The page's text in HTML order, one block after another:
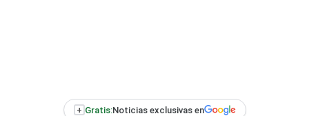
+ Gratis:Noticias exclusivas en